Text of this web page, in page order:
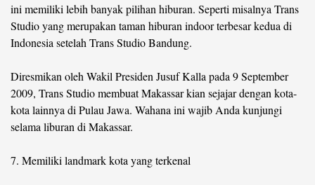
ini memiliki lebih banyak pilihan hiburan. Seperti misalnya Trans
Studio yang merupakan taman hiburan indoor terbesar kedua di
Indonesia setelah Trans Studio Bandung.
Diresmikan oleh Wakil Presiden Jusuf Kalla pada 9 September
2009, Trans Studio membuat Makassar kian sejajar dengan kota-
kota lainnya di Pulau Jawa. Wahana ini wajib Anda kunjungi
selama liburan di Makassar.
7. Memiliki landmark kota yang terkenal